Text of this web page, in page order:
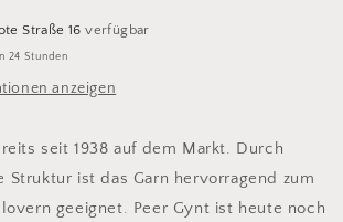
Straße 16 verfügbar
24 Stunden
anzeigen
seit 1938 auf dem Markt. Durch
Struktur ist das Garn hervorragend zum
geeignet. Peer Gynt ist heute noch